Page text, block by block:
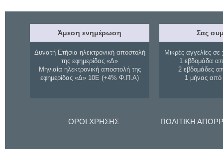
Άμεση ενημέρωση
Δυνατή Ετήσια ηλεκτρονική αποστολή
της εφημερίδας «Δ»
Μηνιαία ηλεκτρονική αποστολή της
εφημερίδας «Δ» 10Ε (+4% Φ.Π.Α)
Σας
Μικρές αγγελίες σε
1 εβδομάδα
2 εβδομάδες
1 μήνας
ΟΡΟΙ ΧΡΗΣΗΣ ΠΟΛΙΤΙΚΗ